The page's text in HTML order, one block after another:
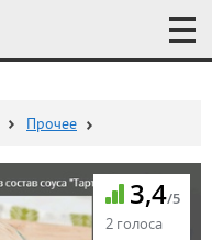
Прочее
3,4/5
2 голоса